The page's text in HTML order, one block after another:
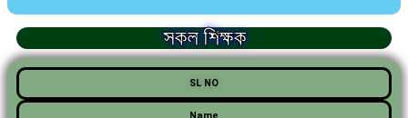
সকল শিক্ষক
SL NO